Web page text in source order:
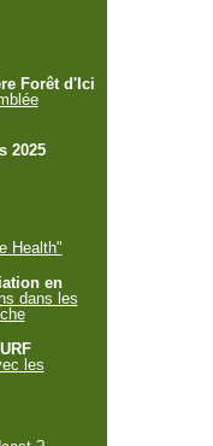
Forêt d'Ici
2025
Health"
en
dans les
les